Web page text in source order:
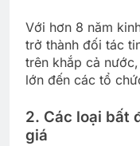
Với hơn 8 năm
trở thành đối tác
trên khắp cả
lớn đến các tổ
2. Các loại bất
giá